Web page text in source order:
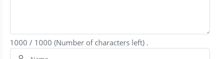
1000 / 1000 (Number of characters left) .